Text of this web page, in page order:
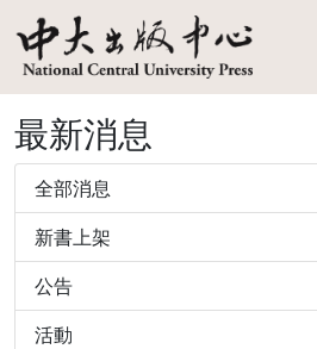
最新消息
全部消息
新書上架
公告
活動